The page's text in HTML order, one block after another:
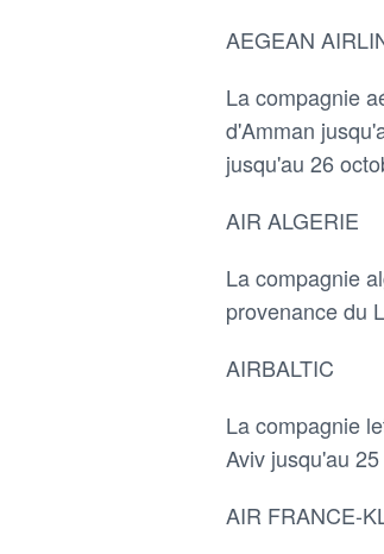
AEGEAN
La compagnie
d'Amman
jusqu'au 26
AIR ALGERIE
La compagnie
provenance du
AIRBALTIC
La compagnie
Aviv jusqu'au
AIR FRANCE-